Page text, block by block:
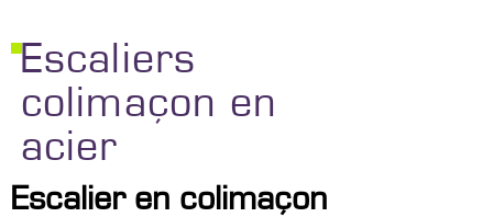
Escaliers
colimaçon en
acier
Escalier en colimaçon